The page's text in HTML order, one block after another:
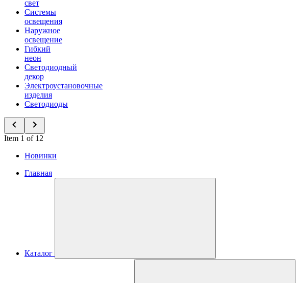
свет
Системы
освещения
Наружное
освещение
Гибкий
неон
Светодиодный
декор
Электроустановочные
изделия
Светодиоды
Item 1 of 12
Новинки
Главная
Каталог